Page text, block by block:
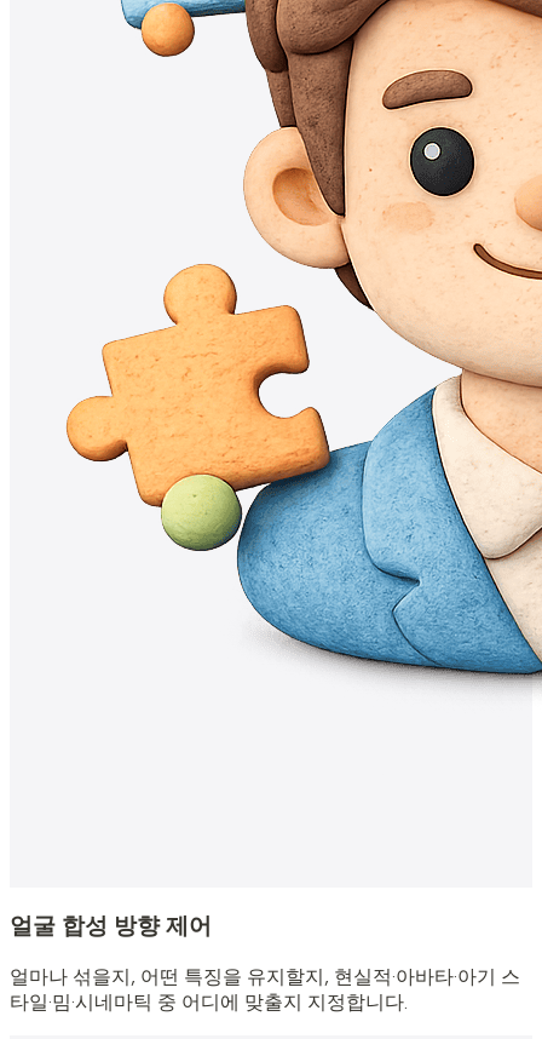
얼굴 합성 방향 제어
얼마나 섞을지, 어떤 특징을 유지할지, 현실적·아바타·아기 스
타일·밈·시네마틱 중 어디에 맞출지 지정합니다.